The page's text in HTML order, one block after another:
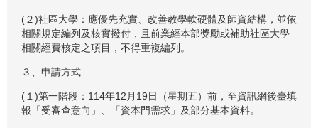
(２)社區大學：應優先充實、改善教學軟硬體及師資結構，並依
相關規定編列及核實撥付，且前業經本部獎勵或補助社區大學
相關經費核定之項目，不得重複編列。
３、申請方式
(１)第一階段：114年12月19日（星期五）前，至資訊網後臺填
報「受審查意向」、「資本門需求」及部分基本資料。